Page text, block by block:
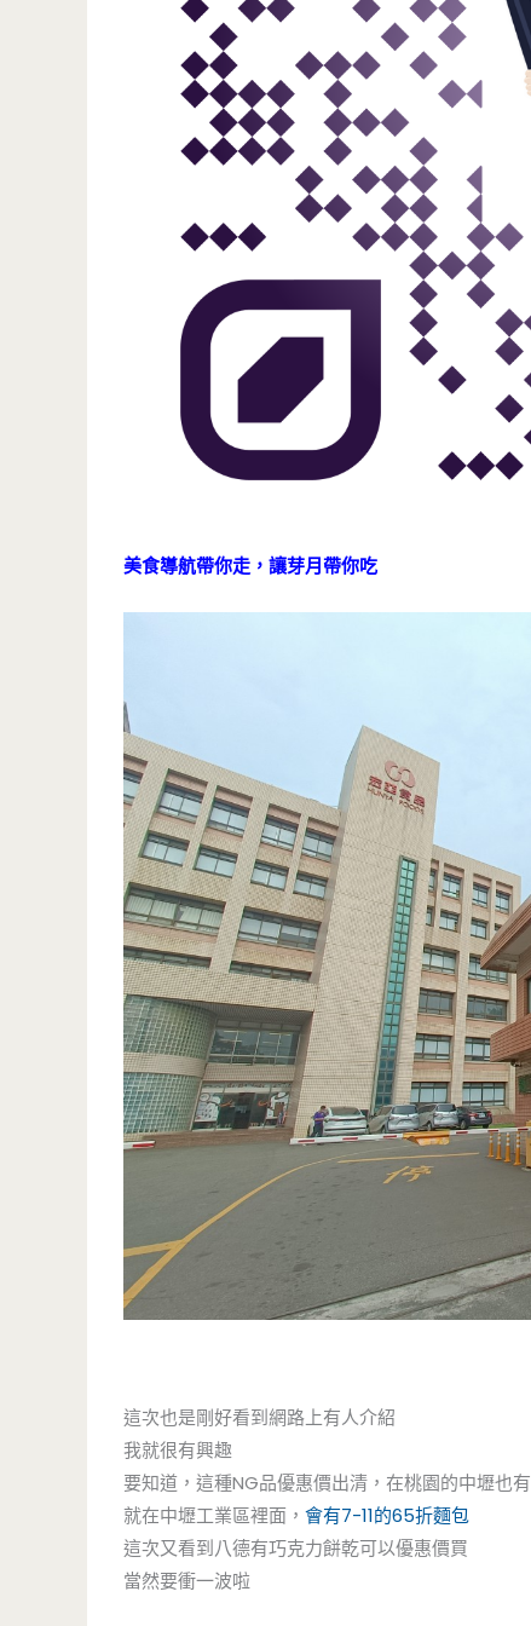
美食導航帶你走，讓芽月帶你吃
這次也是剛好看到網路上有人介紹
我就很有興趣
要知道，這種NG品優惠價出清，在桃園的中壢也有
就在中壢工業區裡面， 會有7-11的65折麵包
這次又看到八德有巧克力餅乾可以優惠價買
當然要衝一波啦